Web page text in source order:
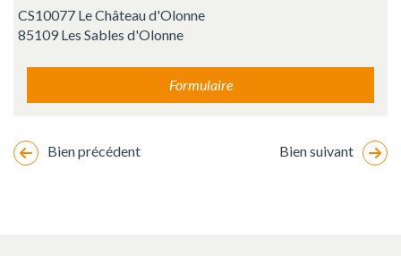
CS10077 Le Château d'Olonne
85109 Les Sables d'Olonne
Formulaire
Bien précédent Bien suivant